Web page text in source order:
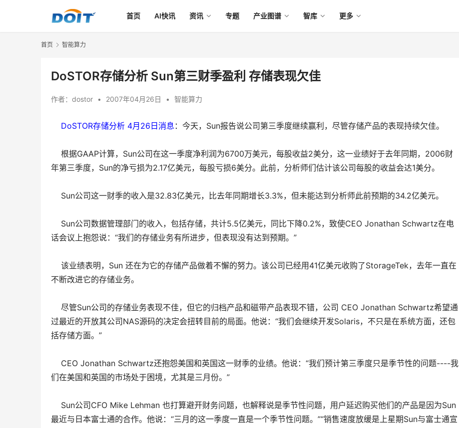
首页 AI快讯 资讯 专题 产业图谱 智库 更多
首页 智能算力
DoSTOR存储分析 Sun第三财季盈利 存储表现欠佳
作者： dostor • 2007年04月26日 • 智能算力
DoSTOR存储分析 4月26日消息 ：今天，Sun报告说公司第三季度继续赢利，尽管存储产品的表现持续欠佳。
根据GAAP计算，Sun公司在这一季度净利润为6700万美元，每股收益2美分，这一业绩好于去年同期，2006财
年第三季度，Sun的净亏损为2.17亿美元，每股亏损6美分。此前，分析师们估计该公司每股的收益会达1美分。
Sun公司这一财季的收入是32.83亿美元，比去年同期增长3.3%，但未能达到分析师此前预期的34.2亿美元。
Sun公司数据管理部门的收入，包括存储，共计5.5亿美元，同比下降0.2%，致使CEO Jonathan Schwartz在电
话会议上抱怨说：“我们的存储业务有所进步，但表现没有达到预期。”
该业绩表明，Sun 还在为它的存储产品做着不懈的努力。该公司已经用41亿美元收购了StorageTek，去年一直在
不断改进它的存储业务。
尽管Sun公司的存储业务表现不佳，但它的归档产品和磁带产品表现不错，公司 CEO Jonathan Schwartz希望通
过最近的开放其公司NAS源码的决定会扭转目前的局面。他说：“我们会继续开发Solaris，不只是在系统方面，还包
括存储方面。”
CEO Jonathan Schwartz还抱怨美国和英国这一财季的业绩。他说：“我们预计第三季度只是季节性的问题----我
们在美国和英国的市场处于困境，尤其是三月份。”
Sun公司CFO Mike Lehman 也打算避开财务问题，也解释说是季节性问题，用户延迟购买他们的产品是因为Sun
最近与日本富士通的合作。他说：“三月的这一季度一直是一个季节性问题。”“销售速度放缓是上星期Sun与富士通宣